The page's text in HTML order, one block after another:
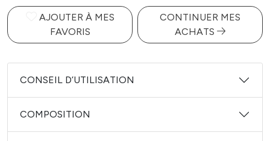
AJOUTER À MES
FAVORIS
CONTINUER MES
ACHATS
CONSEIL D’UTILISATION
COMPOSITION